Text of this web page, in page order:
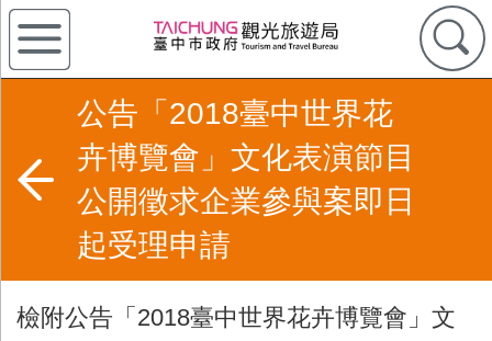
公告「2018臺中世界花
卉博覽會」文化表演節目
公開徵求企業參與案即日
起受理申請
檢附公告「2018臺中世界花卉博覽會」文